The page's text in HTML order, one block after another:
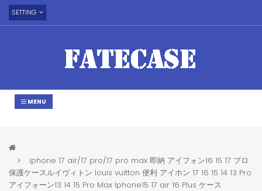
SETTING
MENU
iphone 17 air/17 pro/17 pro max 即納 アイフォン16 15 17 プロ
保護ケースルイヴィトン louis vuitton 便利 アイホン 17 16 15 14 13 Pro
アイフォーン13 14 15 Pro Max Iphone15 17 air 16 Plus ケース